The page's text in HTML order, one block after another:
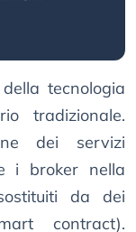
tecnologia
tradizionale.
dei servizi
i broker nella
da dei
contract).